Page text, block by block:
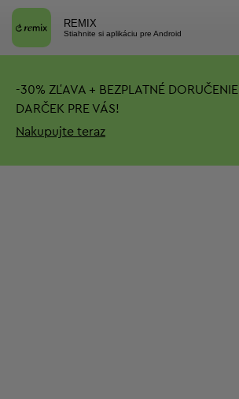
REMIX
Stiahnite si aplikáciu pre Android
-30% ZĽAVA + BEZPLATNÉ DORUČENIE
DARČEK PRE VÁS!
Nakupujte teraz